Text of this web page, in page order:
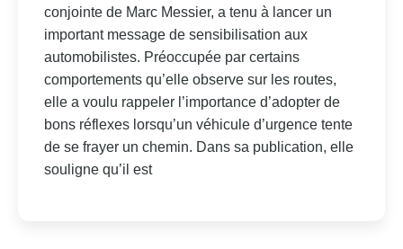
conjointe de Marc Messier, a tenu à lancer un
important message de sensibilisation aux
automobilistes. Préoccupée par certains
comportements qu’elle observe sur les routes,
elle a voulu rappeler l’importance d’adopter de
bons réflexes lorsqu’un véhicule d’urgence tente
de se frayer un chemin. Dans sa publication, elle
souligne qu’il est